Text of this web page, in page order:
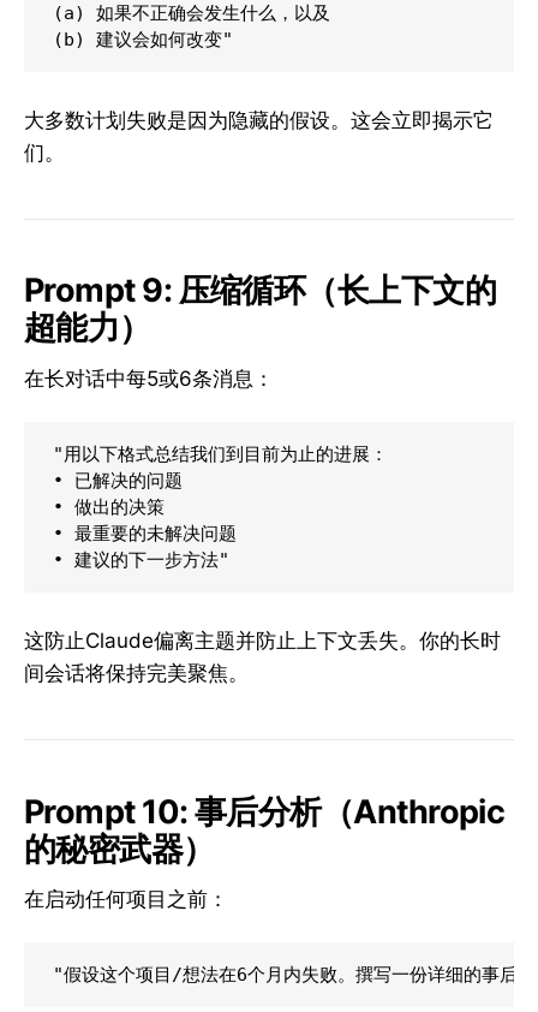
(a) 如果不正确会发生什么，以及
大多数计划失败是因为隐藏的假设。这会立即揭示它
们。
Prompt 9: 压缩循环（长上下文的
超能力）
在长对话中每5或6条消息：
"用以下格式总结我们到目前为止的进展：
• 已解决的问题
• 做出的决策
• 最重要的未解决问题
这防止Claude偏离主题并防止上下文丢失。你的长时
间会话将保持完美聚焦。
Prompt 10: 事后分析（Anthropic
的秘密武器）
在启动任何项目之前：